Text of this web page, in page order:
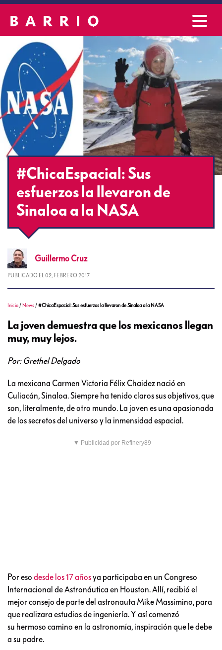
#ChicaEspacial: Sus
esfuerzos la llevaron de
Sinaloa a la NASA
Guillermo Cruz
PUBLICADO EL 02, FEBRERO 2017
Inicio / News /#ChicaEspacial: Sus esfuerzos la llevaron de Sinaloa a la NASA
La joven demuestra que los mexicanos llegan
muy, muy lejos.
Por: Grethel Delgado
La mexicana Carmen Victoria Félix Chaidez nació en
Culiacán, Sinaloa. Siempre ha tenido claros sus objetivos, que
son, literalmente, de otro mundo. La joven es una apasionada
de los secretos del universo y la inmensidad espacial.
▼ Publicidad por Refinery89
Por eso desde los 17 añosya participaba en un Congreso
Internacional de Astronáutica en Houston. Allí, recibió el
mejor consejo de parte del astronauta Mike Massimino, para
que realizara estudios de ingeniería. Y así comenzó
su hermoso camino en la astronomía, inspiración que le debe
a su padre.